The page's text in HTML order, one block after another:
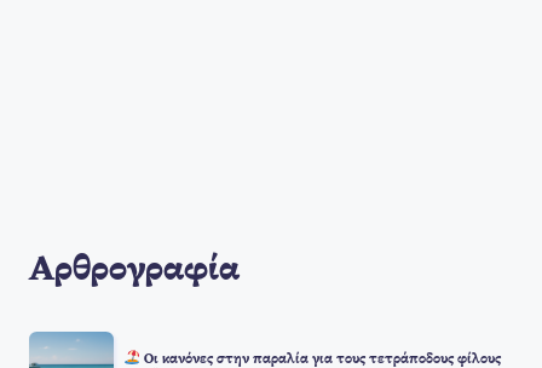
Αρθρογραφία
Οι κανόνες στην παραλία για τους τετράποδους φίλους